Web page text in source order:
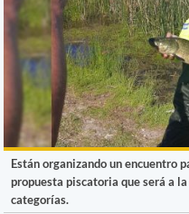
Están organizando un encuentro
propuesta piscatoria que será a
categorías.